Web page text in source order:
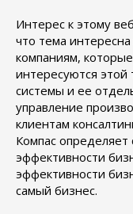
Интерес к этому
что тема
компаниям,
интересуются этой
системы и ее
управление
клиентам
Компас
эффективности
эффективности
самый бизнес.